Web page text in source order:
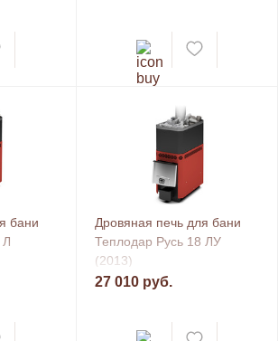
бани
Л
Дровяная печь для бани
Теплодар Русь 18 ЛУ
(2013)
27 010 руб.